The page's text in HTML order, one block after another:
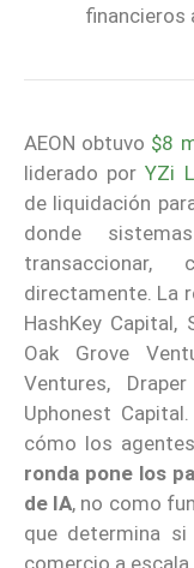
financieros
AEON obtuvo $8
liderado porYZi
de liquidación
donde
directamente. La
HashKey Capital,
Oak Grove
Ventures,
Uphonest
cómo los
ronda pone los
de IA, no como
que determina